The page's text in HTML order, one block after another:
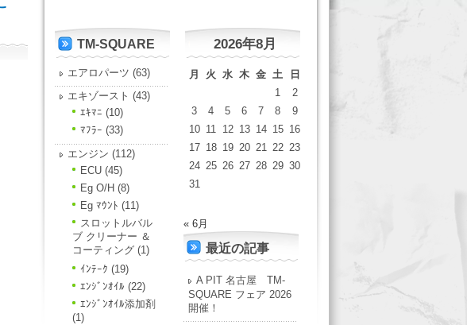
TM-SQUARE
エアロパーツ (63)
エキゾースト (43)
ｴｷﾏﾆ (10)
ﾏﾌﾗｰ (33)
エンジン (112)
ECU (45)
Eg O/H (8)
Eg ﾏｳﾝﾄ (11)
スロットルバル
ブ クリーナー ＆
コーティング (1)
ｲﾝﾃｰｸ (19)
ｴﾝｼﾞﾝｵｲﾙ (22)
ｴﾝｼﾞﾝｵｲﾙ添加剤
(1)
2026年8月
月 火 水 木 金 土
日
1
2
3
4 5 6 7 8
9
10 11 12 13 14 15 16
17 18 19 20 21 22 23
24 25 26 27 28 29 30
31
« 6月
最近の記事
A PIT 名古屋 TM-
SQUARE フェア 2026
開催！